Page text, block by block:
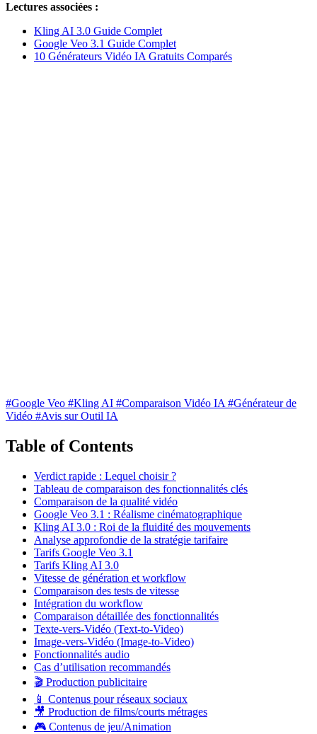
Lectures associées :
Kling AI 3.0 Guide Complet
Google Veo 3.1 Guide Complet
10 Générateurs Vidéo IA Gratuits Comparés
#Google Veo #Kling AI #Comparaison Vidéo IA #Générateur de
Vidéo #Avis sur Outil IA
Table of Contents
Verdict rapide : Lequel choisir ?
Tableau de comparaison des fonctionnalités clés
Comparaison de la qualité vidéo
Google Veo 3.1 : Réalisme cinématographique
Kling AI 3.0 : Roi de la fluidité des mouvements
Analyse approfondie de la stratégie tarifaire
Tarifs Google Veo 3.1
Tarifs Kling AI 3.0
Vitesse de génération et workflow
Comparaison des tests de vitesse
Intégration du workflow
Comparaison détaillée des fonctionnalités
Texte-vers-Vidéo (Text-to-Video)
Image-vers-Vidéo (Image-to-Video)
Fonctionnalités audio
Cas d’utilisation recommandés
🎬 Production publicitaire
📱 Contenus pour réseaux sociaux
🎥 Production de films/courts métrages
🎮 Contenus de jeu/Animation